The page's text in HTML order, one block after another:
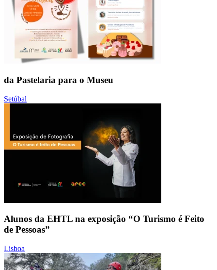
da Pastelaria para o Museu
Setúbal
Alunos da EHTL na exposição “O Turismo é Feito
de Pessoas”
Lisboa